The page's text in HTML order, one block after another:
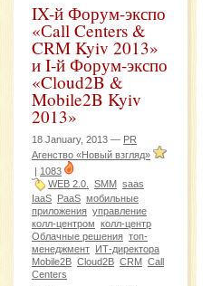
IX-й Форум-экспо
«Сall Centers &
CRM Kyiv 2013»
и I-й Форум-экспо
«Cloud2B &
Mobile2B Kyiv
2013»
18 January, 2013 — PR
Агенство «Новый взгляд»
1083
WEB 2.0.
SMM saas
IaaS
PaaS мобильные
приложения управление
колл-центром колл-центр
Облачные решения топ-
менеджмент
ИТ-директора
Mobile2B Cloud2B CRM Сall
Centers